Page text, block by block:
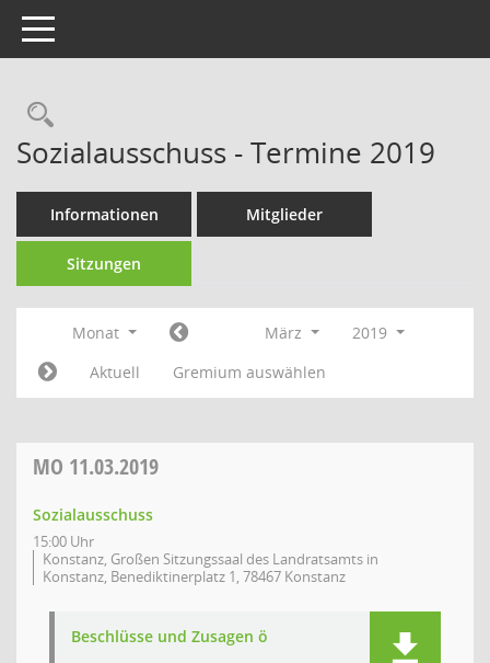
Toggle navigation
Sozialausschuss - Termine 2019
Informationen Mitglieder
Sitzungen
Monat März
2019
Aktuell
Gremium auswählen
MO 11.03.2019
Sozialausschuss
15:00 Uhr
Konstanz, Großen Sitzungssaal des Landratsamts in
Konstanz, Benediktinerplatz 1, 78467 Konstanz
Beschlüsse und Zusagen ö